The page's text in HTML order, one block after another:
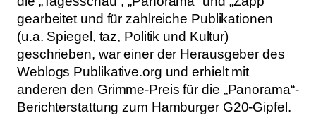
gearbeitet und für zahlreiche Publikationen
(u.a. Spiegel, taz, Politik und Kultur)
geschrieben, war einer der Herausgeber des
Weblogs Publikative.org und erhielt mit
anderen den Grimme-Preis für die „Panorama“-
Berichterstattung zum Hamburger G20-Gipfel.